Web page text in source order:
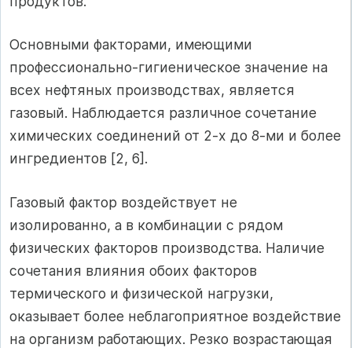
Основными факторами, имеющими
профессионально-гигиеническое значение на
всех нефтяных производствах, является
газовый. Наблюдается различное сочетание
химических соединений от 2-х до 8-ми и более
ингредиентов [2, 6].
Газовый фактор воздействует не
изолированно, а в комбинации с рядом
физических факторов производства. Наличие
сочетания влияния обоих факторов
термического и физической нагрузки,
оказывает более неблагоприятное воздействие
на организм работающих. Резко возрастающая